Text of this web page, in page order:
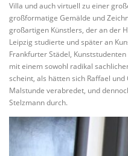
Villa und auch virtuell zu einer
großformatige Gemälde und
großartigen Künstlers, der an der
Leipzig studierte und später an
Frankfurter Städel,
mit einem sowohl radikal
scheint, als hätten sich Raffael
Malstunde verabredet, und
Stelzmann durch.